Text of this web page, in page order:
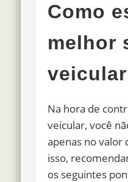
Como
melhor
Na hora de
veicular, você
apenas no valor
isso,
os seguintes